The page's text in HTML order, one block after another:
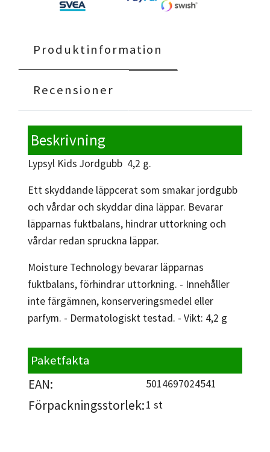
Produktinformation
Recensioner
Beskrivning
Lypsyl Kids Jordgubb 4,2 g.
Ett skyddande läppcerat som smakar jordgubb
och vårdar och skyddar dina läppar. Bevarar
läpparnas fuktbalans, hindrar uttorkning och
vårdar redan spruckna läppar.
Moisture Technology bevarar läpparnas
fuktbalans, förhindrar uttorkning. - Innehåller
inte färgämnen, konserveringsmedel eller
parfym. - Dermatologiskt testad. - Vikt: 4,2 g
Paketfakta
EAN: 5014697024541
Förpackningsstorlek:1 st